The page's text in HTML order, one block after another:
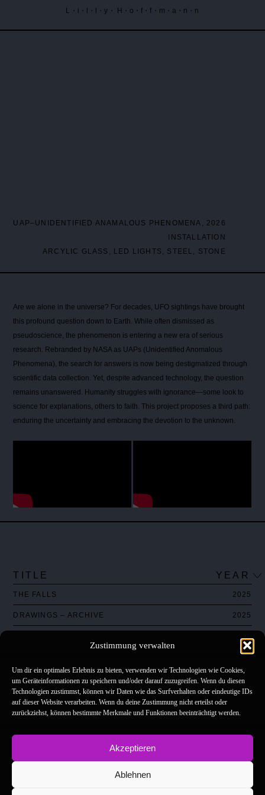
Zustimmung verwalten
Um dir ein optimales Erlebnis zu bieten, verwenden wir Technologien wie Cookies,
um Geräteinformationen zu speichern und/oder darauf zuzugreifen. Wenn du diesen
Technologien zustimmst, können wir Daten wie das Surfverhalten oder eindeutige IDs
auf dieser Website verarbeiten. Wenn du deine Zustimmung nicht erteilst oder
zurückziehst, können bestimmte Merkmale und Funktionen beeinträchtigt werden.
Akzeptieren
Ablehnen
L・i・l・l・y・ H・o・f・f・m・a・n・n
UAP–UNIDENTIFIED ANAMALOUS PHENOMENA, 2026
INSTALLATION
ARCYLIC GLASS, LED LIGHTS, STEEL, STONE
Are we alone in the universe? For decades, UFO sightings have brought
this profound question down to Earth. While often dismissed as
pseudoscience, the phenomenon is entering a new era of serious
research. Rebranded by NASA as UAPs (Unidentified Anomalous
Phenomena), the search for answers is now being destigmatized through
scientific data collection. Yet, despite advanced technology, the question
remains unanswered. Humanity struggles with ignorance—some look to
science for explanations, others to faith. This project proposes a third path:
enduring the uncertainty and embracing the devotion to the unknown.
TITLE YEAR
THE FALLS 2025
DRAWINGS – ARCHIVE 2025
2024
NOTRE-DAME-DE-L’ESPACE 2024
IMPOSSIBLE RELOAD 2023
DAS LEBEN IST EIN SCHWERER TRAUM
SCHLITTEN FAHREN UND HEIRATEN MUSS SCHNELL GEHEN 2021